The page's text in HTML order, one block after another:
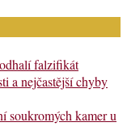
falzifikát
a nejčastější chyby
soukromých kamer u